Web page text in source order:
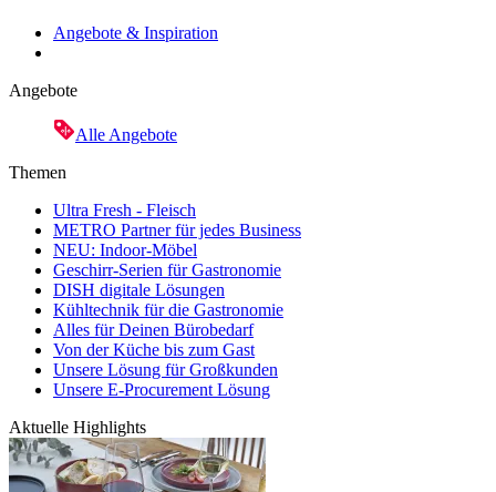
Angebote & Inspiration
Angebote
Alle Angebote
Themen
Ultra Fresh - Fleisch
METRO Partner für jedes Business
NEU: Indoor-Möbel
Geschirr-Serien für Gastronomie
DISH digitale Lösungen
Kühltechnik für die Gastronomie
Alles für Deinen Bürobedarf
Von der Küche bis zum Gast
Unsere Lösung für Großkunden
Unsere E-Procurement Lösung
Aktuelle Highlights